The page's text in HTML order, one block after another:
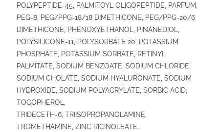
POLYPEPTIDE-45, PALMITOYL OLIGOPEPTIDE, PARFUM,
PEG-8, PEG/PPG-18/18 DIMETHICONE, PEG/PPG-20/6
DIMETHICONE, PHENOXYETHANOL, PINANEDIOL,
POLYSILICONE-11, POLYSORBATE 20, POTASSIUM
PHOSPHATE, POTASSIUM SORBATE, RETINYL
PALMITATE, SODIUM BENZOATE, SODIUM CHLORIDE,
SODIUM CHOLATE, SODIUM HYALURONATE, SODIUM
HYDROXIDE, SODIUM POLYACRYLATE, SORBIC ACID,
TOCOPHEROL,
TRIDECETH-6, TRIISOPROPANOLAMINE,
TROMETHAMINE, ZINC RICINOLEATE.